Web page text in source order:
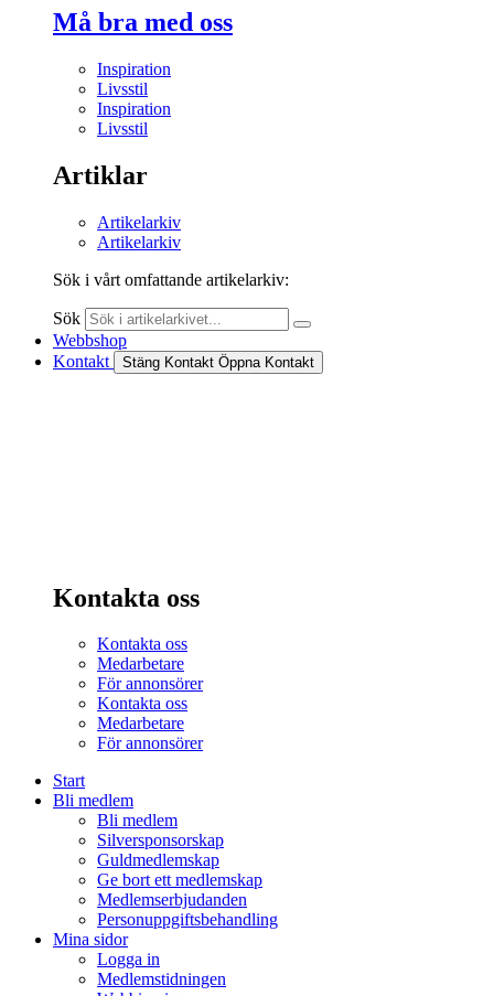
Må bra med oss
Inspiration
Livsstil
Inspiration
Livsstil
Artiklar
Artikelarkiv
Artikelarkiv
Sök i vårt omfattande artikelarkiv:
Sök
Webbshop
Kontakt
Stäng Kontakt Öppna Kontakt
Kontakta oss
Kontakta oss
Medarbetare
För annonsörer
Kontakta oss
Medarbetare
För annonsörer
Start
Bli medlem
Bli medlem
Silversponsorskap
Guldmedlemskap
Ge bort ett medlemskap
Medlemserbjudanden
Personuppgiftsbehandling
Mina sidor
Logga in
Medlemstidningen